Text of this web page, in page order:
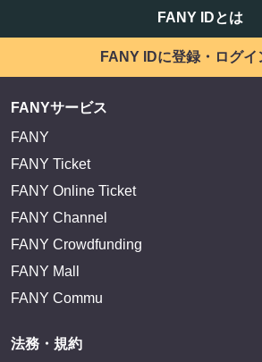
FANY IDとは
FANY IDに登録・ログイ
FANYサービス
FANY
FANY Ticket
FANY Online Ticket
FANY Channel
FANY Crowdfunding
FANY Mall
FANY Commu
法務・規約